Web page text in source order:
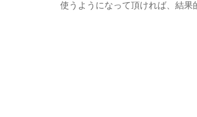
使うようになって頂ければ、結果